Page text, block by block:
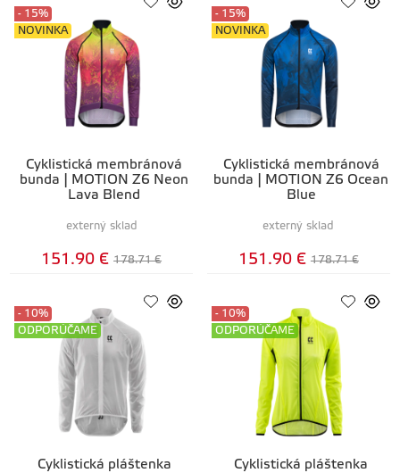
Cyklistická membránová
bunda | MOTION Z6 Neon
Lava Blend
- 15%
NOVINKA
externý sklad
151.90 € 178.71 €
Cyklistická membránová
bunda | MOTION Z6 Ocean
Blue
- 15%
NOVINKA
externý sklad
151.90 € 178.71 €
Cyklistická pláštenka
- 10%
ODPORÚČAME
Cyklistická pláštenka
- 10%
ODPORÚČAME